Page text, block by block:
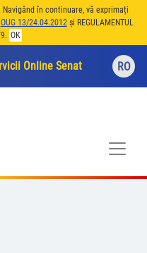
în continuare, vă exprimați
OUG 13/24.04.2012și REGULAMENTUL
OK
Online Senat RO